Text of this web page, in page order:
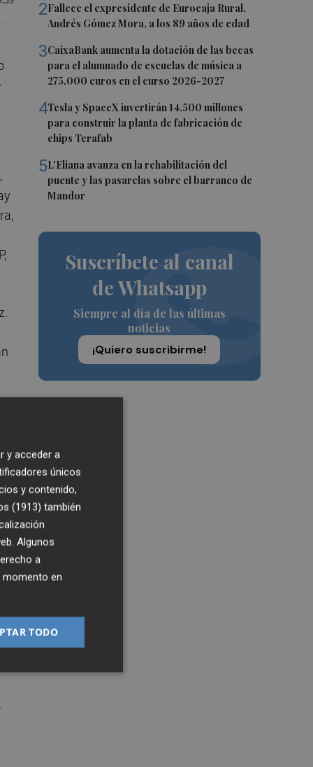
2Fallece el expresidente de Eurocaja Rural,
Andrés Gómez Mora, a los 89 años de edad
3CaixaBank aumenta la dotación de las becas
para el alumnado de escuelas de música a
275.000 euros en el curso 2026-2027
4Tesla y SpaceX invertirán 14.500 millones
para construir la planta de fabricación de
chips Terafab
5L'Eliana avanza en la rehabilitación del
puente y las pasarelas sobre el barranco de
Mandor
Suscríbete al canal
de Whatsapp
Siempre al día de las últimas
noticias
¡Quiero suscribirme!
y
y acceder a
únicos
y contenido,
(1913) también
Algunos
a
momento en
TODO